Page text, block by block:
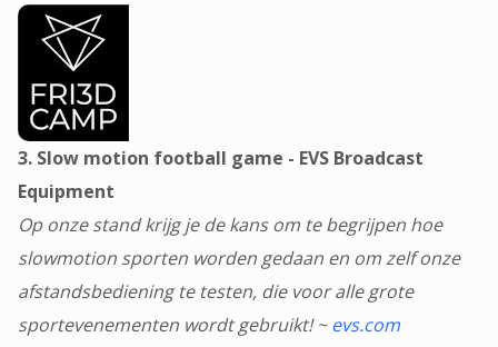
3. Slow motion football game - EVS Broadcast
Equipment
Op onze stand krijg je de kans om te begrijpen hoe
slowmotion sporten worden gedaan en om zelf onze
afstandsbediening te testen, die voor alle grote
sportevenementen wordt gebruikt! ~evs.com